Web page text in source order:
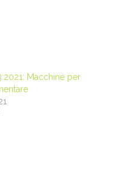
Macchine per